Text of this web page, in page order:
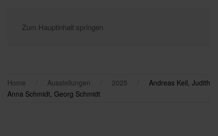
Zum Hauptinhalt springen
Home Ausstellungen 2025
Andreas Keil, Judith
Anna Schmidt, Georg Schmidt